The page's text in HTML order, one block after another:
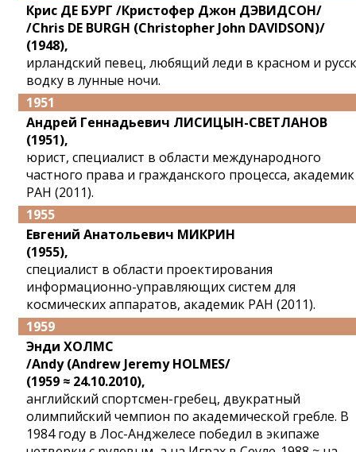
Крис ДЕ БУРГ /Кристофер Джон ДЭВИДСОН/
/Chris DE BURGH (Christopher John DAVIDSON)/
(1948),
ирландский певец, любящий леди в красном и
водку в лунные ночи.
1951
Андрей Геннадьевич ЛИСИЦЫН-СВЕТЛАНОВ
(1951),
юрист, специалист в области международного
частного права и гражданского процесса, академик
РАН (2011).
1955
Евгений Анатольевич МИКРИН
(1955),
специалист в области проектирования
информационно-управляющих систем для
космических аппаратов, академик РАН (2011).
1959
Энди ХОЛМС
/Andy (Andrew Jeremy HOLMES/
(1959 ≈ 24.10.2010),
английский спортсмен-гребец, двукратный
олимпийский чемпион по академической гребле. В
1984 году в Лос-Анджелесе победил в экипаже